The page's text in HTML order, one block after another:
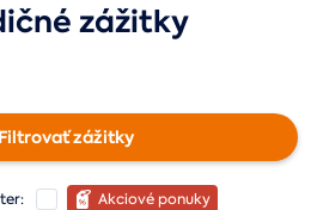
zážitky
Filtrovať zážitky
Akciové ponuky